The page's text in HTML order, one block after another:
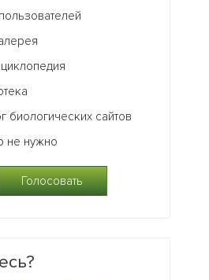
создания
кожи
биологических сайтов
не нужно